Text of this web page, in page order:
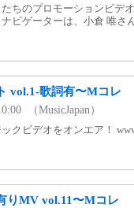
ちのプロモーションビデ
ビゲーターは、小倉 唯さ
vol.1-歌詞有〜Mコレ
（MusicJapan）
クビデオをオンエア！
りMV vol.11〜Mコレ